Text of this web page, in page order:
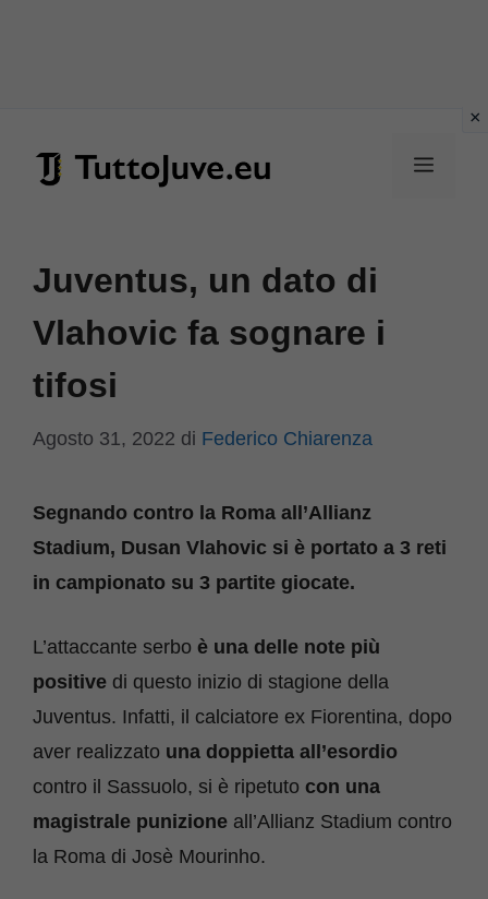
Menu
Juventus, un dato di
Vlahovic fa sognare i
tifosi
Agosto 31, 2022 di Federico Chiarenza
Segnando contro la Roma all’Allianz
Stadium, Dusan Vlahovic si è portato a 3 reti
in campionato su 3 partite giocate.
L’attaccante serbo è una delle note più
positive di questo inizio di stagione della
Juventus. Infatti, il calciatore ex Fiorentina, dopo
aver realizzato una doppietta all’esordio
contro il Sassuolo, si è ripetuto con una
magistrale punizione all’Allianz Stadium contro
la Roma di Josè Mourinho.